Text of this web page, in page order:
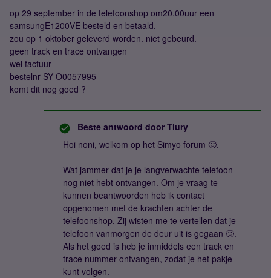
op 29 september in de telefoonshop om20.00uur een
samsungE1200VE besteld en betaald.
zou op 1 oktober geleverd worden. niet gebeurd.
geen track en trace ontvangen
wel factuur
bestelnr SY-O0057995
komt dit nog goed ?
Beste antwoord door Tiury
Hoi noni, welkom op het Simyo forum 🙂.
Wat jammer dat je je langverwachte telefoon
nog niet hebt ontvangen. Om je vraag te
kunnen beantwoorden heb ik contact
opgenomen met de krachten achter de
telefoonshop. Zij wisten me te vertellen dat je
telefoon vanmorgen de deur uit is gegaan 🙂.
Als het goed is heb je inmiddels een track en
trace nummer ontvangen, zodat je het pakje
kunt volgen.